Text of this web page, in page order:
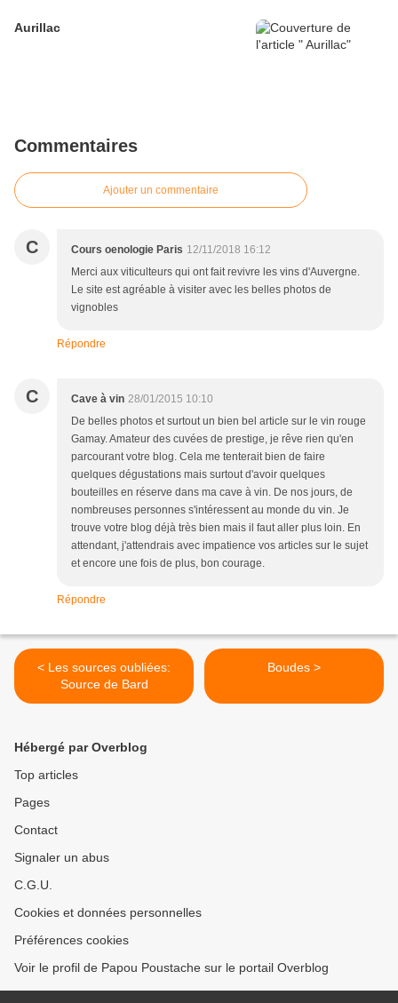
Aurillac
Commentaires
Ajouter un commentaire
C Cours oenologie Paris 12/11/2018 16:12
Merci aux viticulteurs qui ont fait revivre les vins d'Auvergne.
Le site est agréable à visiter avec les belles photos de
vignobles
Répondre
C Cave à vin 28/01/2015 10:10
De belles photos et surtout un bien bel article sur le vin rouge
Gamay. Amateur des cuvées de prestige, je rêve rien qu'en
parcourant votre blog. Cela me tenterait bien de faire
quelques dégustations mais surtout d'avoir quelques
bouteilles en réserve dans ma cave à vin. De nos jours, de
nombreuses personnes s'intéressent au monde du vin. Je
trouve votre blog déjà très bien mais il faut aller plus loin. En
attendant, j'attendrais avec impatience vos articles sur le sujet
et encore une fois de plus, bon courage.
Répondre
< Les sources oubliées:
Source de Bard
Boudes >
Hébergé par Overblog
Top articles
Pages
Contact
Signaler un abus
C.G.U.
Cookies et données personnelles
Préférences cookies
Voir le profil de Papou Poustache sur le portail Overblog